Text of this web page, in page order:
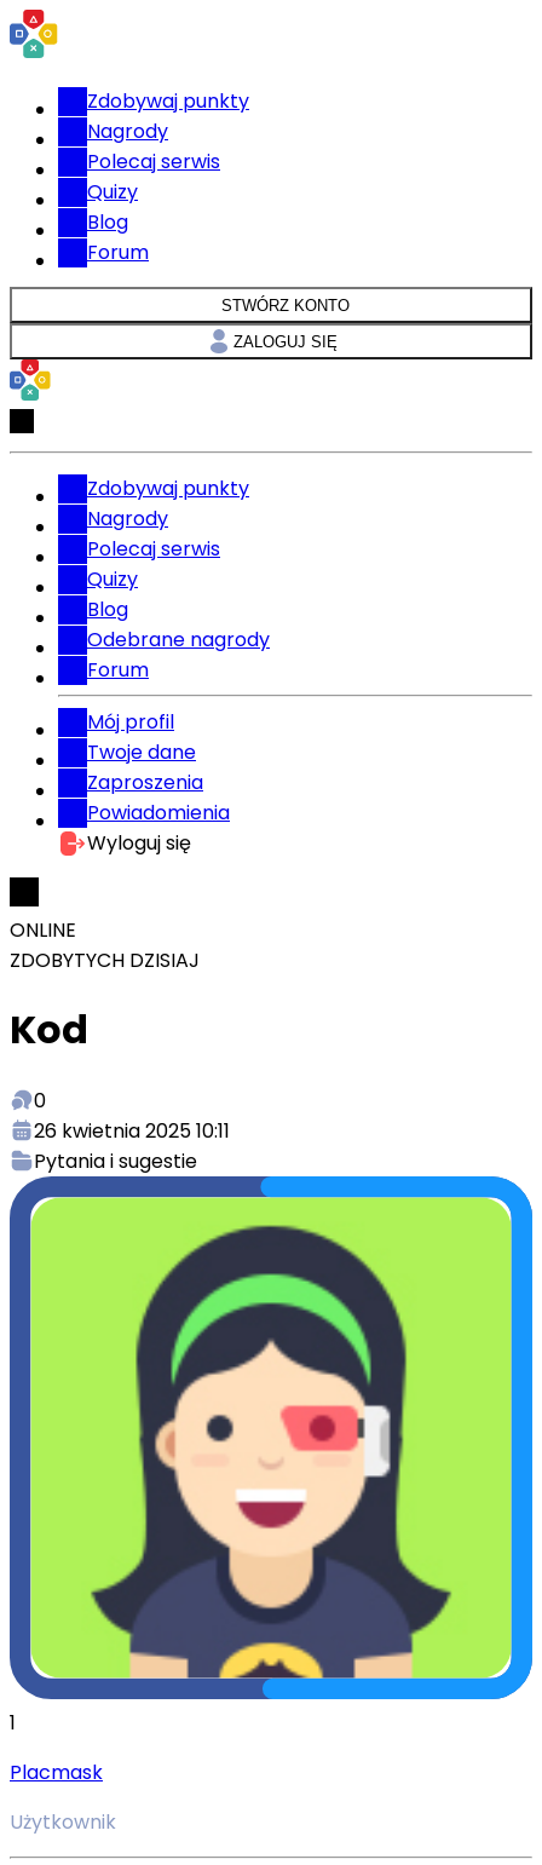
Zdobywaj punkty
Nagrody
Polecaj serwis
Quizy
Blog
Forum
STWÓRZ KONTO
ZALOGUJ SIĘ
Zdobywaj punkty
Nagrody
Polecaj serwis
Quizy
Blog
Odebrane nagrody
Forum
Mój profil
Twoje dane
Zaproszenia
Powiadomienia
Wyloguj się
ONLINE
ZDOBYTYCH DZISIAJ
Kod
0
26 kwietnia 2025 10:11
Pytania i sugestie
1
Placmask
Użytkownik